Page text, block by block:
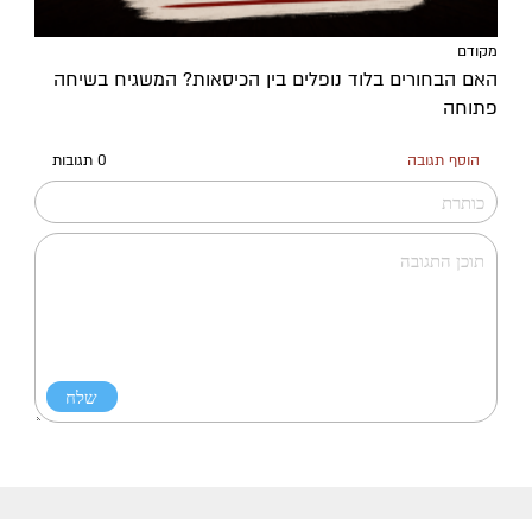
מקודם
האם הבחורים בלוד נופלים בין הכיסאות? המשגיח בשיחה
פתוחה
הוסף תגובה 0 תגובות